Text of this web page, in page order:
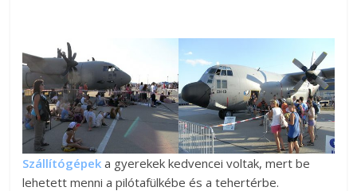
Szállítógépek a gyerekek kedvencei voltak, mert be
lehetett menni a pilótafülkébe és a tehertérbe.